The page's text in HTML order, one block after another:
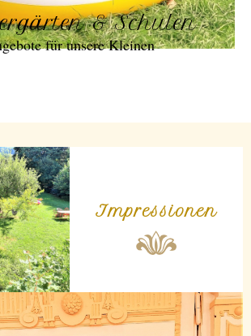
& Schulen
für unsere Kleinen
Impressionen